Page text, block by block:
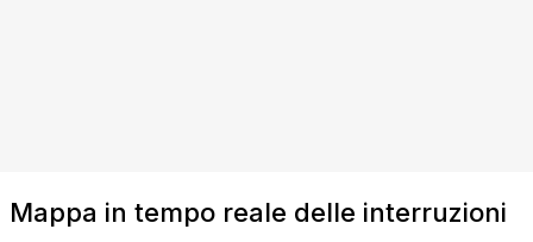
Mappa in tempo reale delle interruzioni